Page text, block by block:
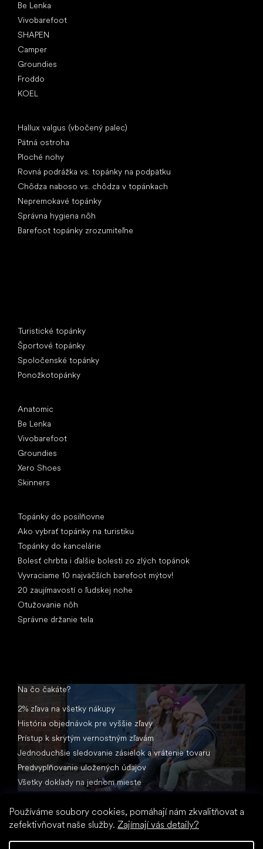
Používáme soubory cookies, pomáhají nám zkvalitňovat a
zefektivňovat naše služby. Zajímají vás detaily?
Be Lenka
Vivobarefoot
SHAPEN
Camper
Groundies
Froddo
KOEL
Hallux valgus (vbočený palec)
Pätná ostroha
Ploché nohy
Rovná podrážka vs. topánky na podpätku
Chôdza naboso vs. chôdza v topánkach
Nepremokavé topánky
Správna hygiena nôh
Barefoot topánky zrozumiteľne
Turistické topánky
Športové topánky
Spoločenské topánky
Ponožkotopánky
Anatomic
Be Lenka
Vivobarefoot
Groundies
Xero Shoes
Skinners
Topánky do posilňovne
Ako vybrať topánky na turistiku
Topánky do kancelárie
Bolesť chrbta i ďalšie bolesti zo zlých topánok
Vyvraciame 10 najväčších barefoot mýtov!
20 zaujímavostí o ľudskej nohe
Otužovanie nôh
Správne držanie tela
Na čo čakáte?
2% zľava na všetky nákupy
História objednávok pre vyššie zľavy
Prístup k skrytým vernostným zľavám
Jednoduchšie sledovanie zásielok a vrátenie tovaru
Predvyplňovanie uložených údajov
Všetky doklady na jednom mieste